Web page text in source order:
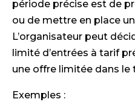
période précise est de
ou de mettre en place
L’organisateur peut
limité d’entrées à tarif
une offre limitée dans le
Exemples :